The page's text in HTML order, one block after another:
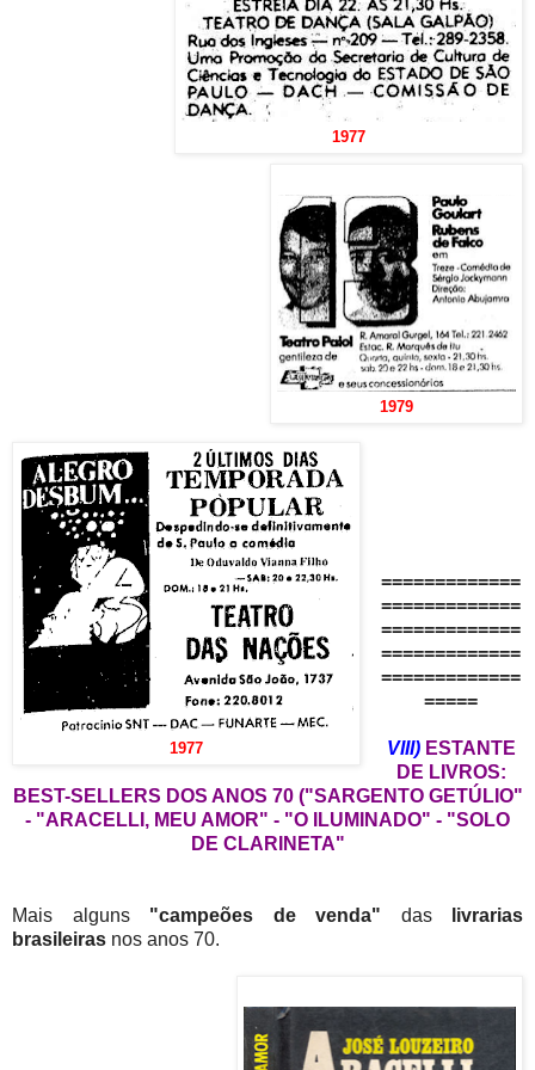
1977
1979
1977
=============
=============
=============
=============
=============
=====
VIII) ESTANTE
DE LIVROS:
BEST-SELLERS DOS ANOS 70 ("SARGENTO GETÚLIO"
- "ARACELLI, MEU AMOR" - "O ILUMINADO" - "SOLO
DE CLARINETA"
Mais alguns "campeões de venda" das
livrarias
brasileiras nos anos 70.